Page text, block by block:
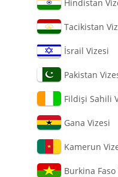
Hindistan
Tacikistan
İsrail Vizesi
Pakistan
Fildişi Sahili
Gana Vizesi
Kamerun
Burkina Faso